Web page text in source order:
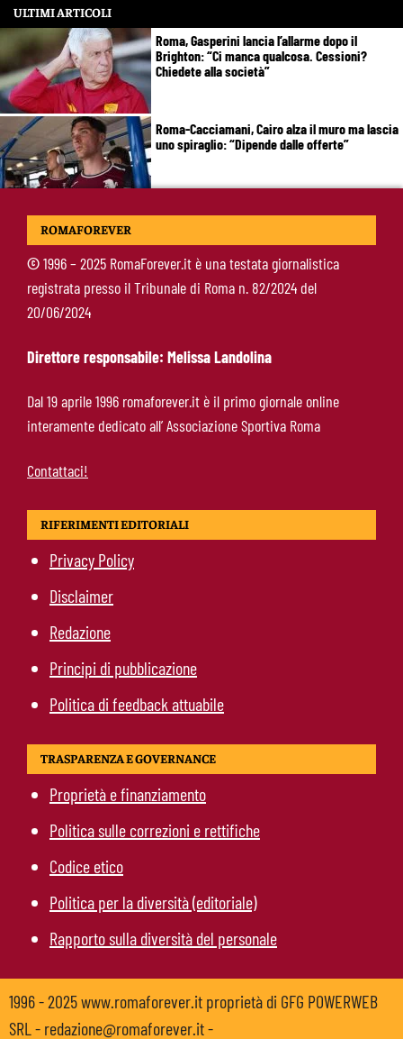
ULTIMI ARTICOLI
Roma, Gasperini lancia l’allarme dopo il
Brighton: “Ci manca qualcosa. Cessioni?
Chiedete alla società”
Roma-Cacciamani, Cairo alza il muro ma lascia
uno spiraglio: “Dipende dalle offerte”
Brighton-Roma 3-0, brusco stop per Gasperini:
Roma-Endrick, Gasperini ci prova davvero:
contatti avviati, ma il brasiliano frena
ROMAFOREVER
©1996 – 2025 RomaForever.it è una testata giornalistica
registrata presso il Tribunale di Roma n. 82/2024 del
20/06/2024
Direttore responsabile: Melissa Landolina
Dal 19 aprile 1996 romaforever.it è il primo giornale online
interamente dedicato all’ Associazione Sportiva Roma
Contattaci!
RIFERIMENTI EDITORIALI
Privacy Policy
Disclaimer
Redazione
Principi di pubblicazione
Politica di feedback attuabile
TRASPARENZA E GOVERNANCE
Proprietà e finanziamento
Politica sulle correzioni e rettifiche
Codice etico
Politica per la diversità (editoriale)
Rapporto sulla diversità del personale
1996 - 2025 www.romaforever.it proprietà di GFG POWERWEB
SRL - redazione@romaforever.it -